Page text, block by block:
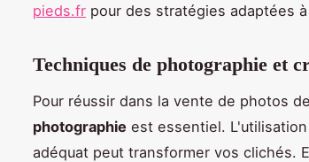
pieds.fr pour des stratégies adaptées
Techniques de photographie et
Pour réussir dans la vente de photos
photographie est essentiel.
adéquat peut transformer vos clichés.